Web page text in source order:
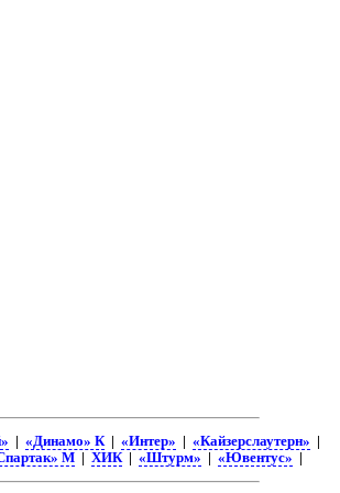
| «Динамо» К| «Интер» | «Кайзерслаутерн» |
М| ХИК| «Штурм» | «Ювентус» |